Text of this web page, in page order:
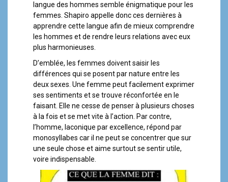
langue des hommes semble énigmatique pour les
femmes. Shapiro appelle donc ces dernières à
apprendre cette langue afin de mieux comprendre
les hommes et de rendre leurs relations avec eux
plus harmonieuses.
D’emblée, les femmes doivent saisir les
différences qui se posent par nature entre les
deux sexes. Une femme peut facilement exprimer
ses sentiments et se trouve réconfortée en le
faisant. Elle ne cesse de penser à plusieurs choses
à la fois et se met vite à l’action. Par contre,
l’homme, laconique par excellence, répond par
monosyllabes car il ne peut se concentrer que sur
une seule chose et aime surtout se sentir utile,
voire indispensable.